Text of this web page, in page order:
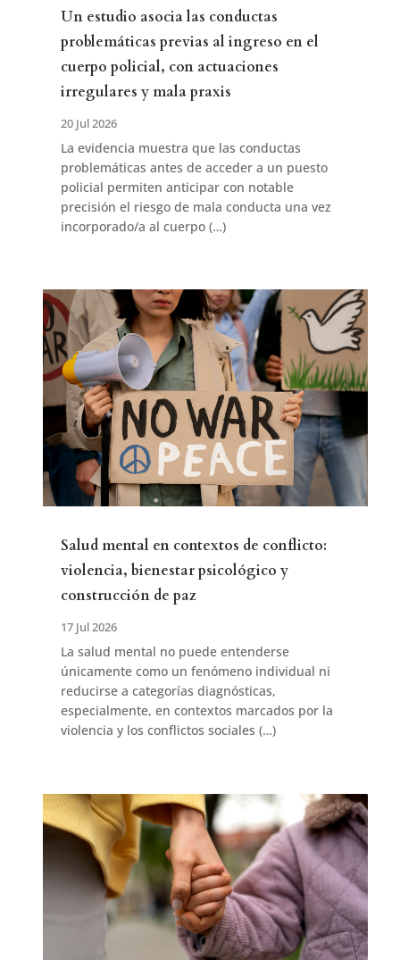
Un estudio asocia las conductas
problemáticas previas al ingreso en el
cuerpo policial, con actuaciones
irregulares y mala praxis
20 Jul 2026
La evidencia muestra que las conductas
problemáticas antes de acceder a un puesto
policial permiten anticipar con notable
precisión el riesgo de mala conducta una vez
incorporado/a al cuerpo (…)
Salud mental en contextos de conflicto:
violencia, bienestar psicológico y
construcción de paz
17 Jul 2026
La salud mental no puede entenderse
únicamente como un fenómeno individual ni
reducirse a categorías diagnósticas,
especialmente, en contextos marcados por la
violencia y los conflictos sociales (…)